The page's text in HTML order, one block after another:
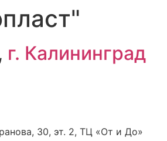
г. Калининград
30, эт. 2, ТЦ «От и До»